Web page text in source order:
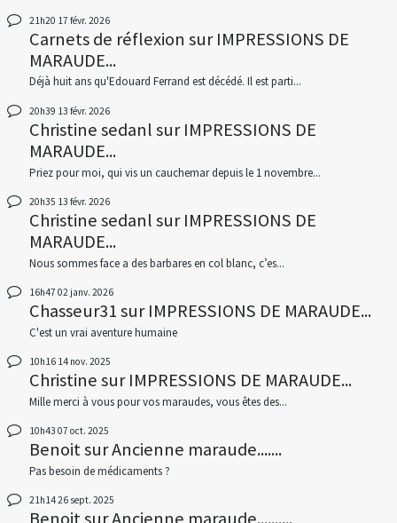
21h20 17 févr. 2026
Carnets de réflexion surIMPRESSIONS DE
MARAUDE...
Déjà huit ans qu'Edouard Ferrand est décédé. Il est parti...
20h39 13 févr. 2026
Christine sedanlsurIMPRESSIONS DE
MARAUDE...
Priez pour moi, qui vis un cauchemar depuis le 1 novembre...
20h35 13 févr. 2026
Christine sedanlsurIMPRESSIONS DE
MARAUDE...
Nous sommes face a des barbares en col blanc, c’es...
16h47 02 janv. 2026
Chasseur31surIMPRESSIONS DE MARAUDE...
C'est un vrai aventure humaine
10h16 14 nov. 2025
ChristinesurIMPRESSIONS DE MARAUDE...
Mille merci à vous pour vos maraudes, vous êtes des...
10h43 07 oct. 2025
BenoitsurAncienne maraude.......
Pas besoin de médicaments ?
21h1426 sept. 2025